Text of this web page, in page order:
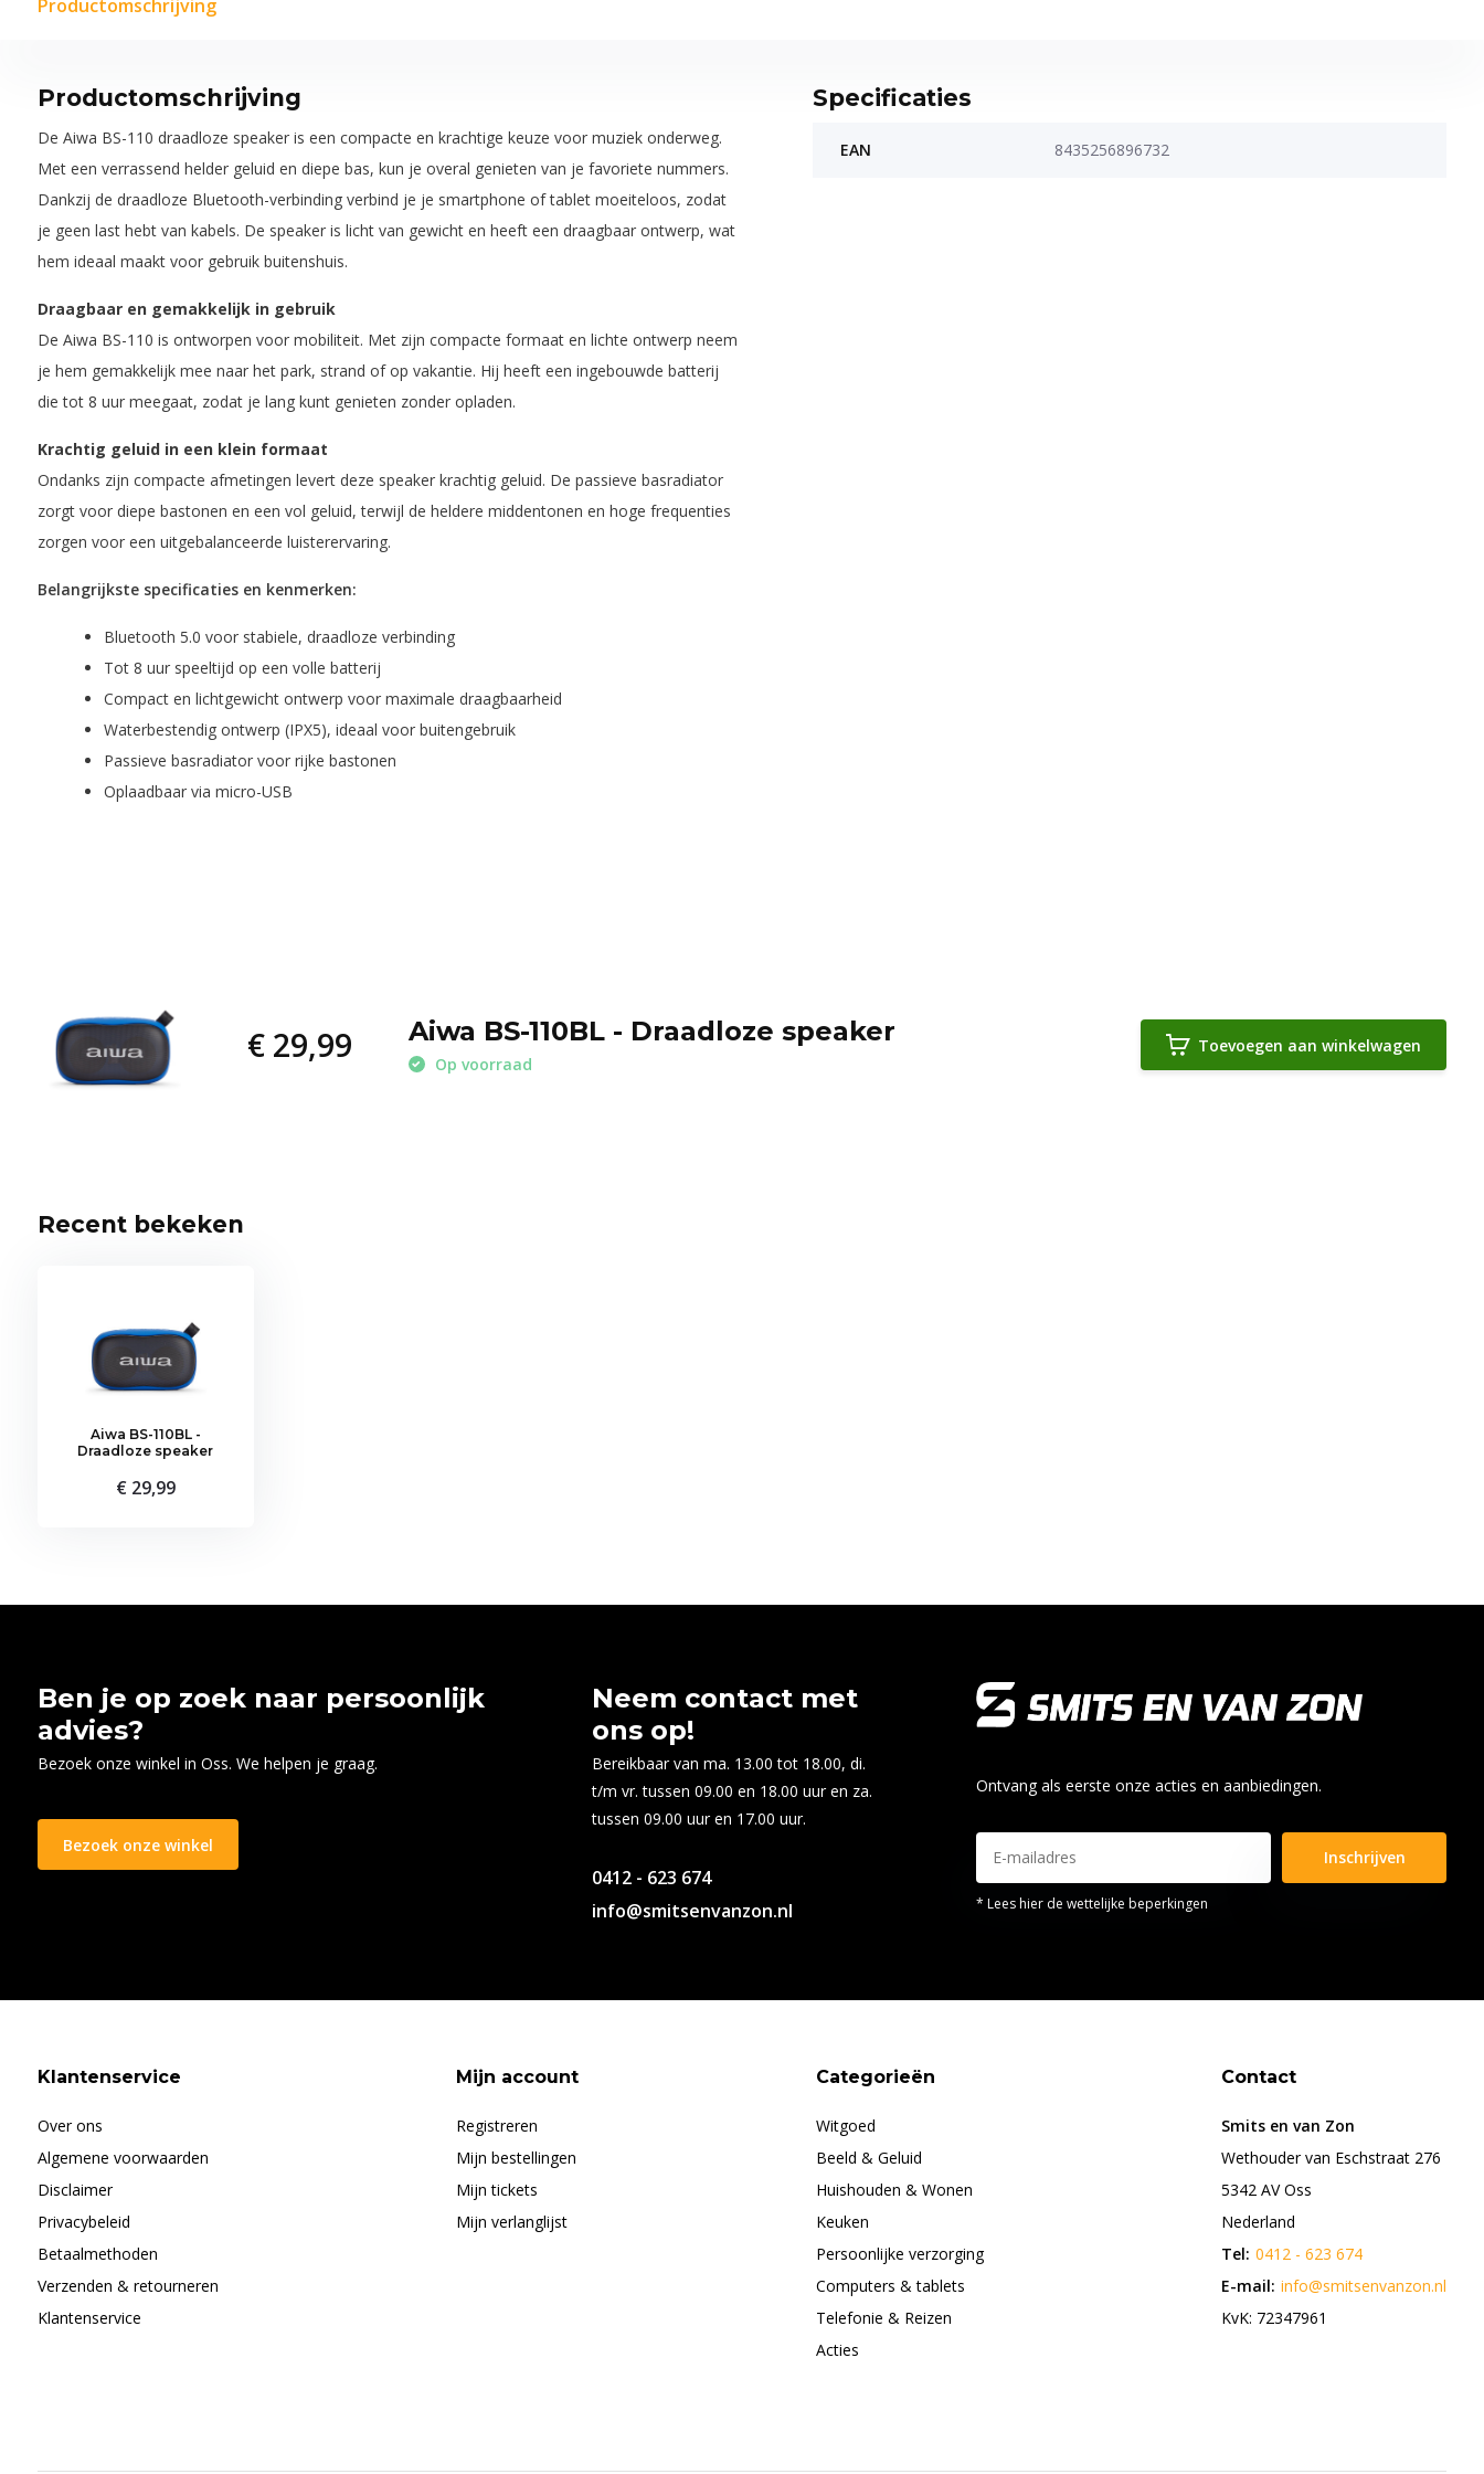
Productomschrijving
Productomschrijving
De Aiwa BS-110 draadloze speaker is een compacte en krachtige keuze voor muziek onderweg.
Met een verrassend helder geluid en diepe bas, kun je overal genieten van je favoriete nummers.
Dankzij de draadloze Bluetooth-verbinding verbind je je smartphone of tablet moeiteloos, zodat
je geen last hebt van kabels. De speaker is licht van gewicht en heeft een draagbaar ontwerp, wat
hem ideaal maakt voor gebruik buitenshuis.
Draagbaar en gemakkelijk in gebruik
De Aiwa BS-110 is ontworpen voor mobiliteit. Met zijn compacte formaat en lichte ontwerp neem
je hem gemakkelijk mee naar het park, strand of op vakantie. Hij heeft een ingebouwde batterij
die tot 8 uur meegaat, zodat je lang kunt genieten zonder opladen.
Krachtig geluid in een klein formaat
Ondanks zijn compacte afmetingen levert deze speaker krachtig geluid. De passieve basradiator
zorgt voor diepe bastonen en een vol geluid, terwijl de heldere middentonen en hoge frequenties
zorgen voor een uitgebalanceerde luisterervaring.
Belangrijkste specificaties en kenmerken:
Bluetooth 5.0 voor stabiele, draadloze verbinding
Tot 8 uur speeltijd op een volle batterij
Compact en lichtgewicht ontwerp voor maximale draagbaarheid
Waterbestendig ontwerp (IPX5), ideaal voor buitengebruik
Passieve basradiator voor rijke bastonen
Oplaadbaar via micro-USB
Specificaties
EAN 8435256896732
€ 29,99 Aiwa BS-110BL - Draadloze speaker
Op voorraad
Toevoegen aan winkelwagen
Recent bekeken
Aiwa BS-110BL -
Draadloze speaker
€ 29,99
Ben je op zoek naar persoonlijk
advies?
Bezoek onze winkel in Oss. We helpen je graag.
Bezoek onze winkel
Neem contact met
ons op!
Bereikbaar van ma. 13.00 tot 18.00, di.
t/m vr. tussen 09.00 en 18.00 uur en za.
tussen 09.00 uur en 17.00 uur.
0412 - 623 674
info@smitsenvanzon.nl
Ontvang als eerste onze acties en aanbiedingen.
Inschrijven
* Lees hier de wettelijke beperkingen
Klantenservice
Over ons
Algemene voorwaarden
Disclaimer
Privacybeleid
Betaalmethoden
Verzenden & retourneren
Klantenservice
Mijn account
Registreren
Mijn bestellingen
Mijn tickets
Mijn verlanglijst
Categorieën
Witgoed
Beeld & Geluid
Huishouden & Wonen
Keuken
Persoonlijke verzorging
Computers & tablets
Telefonie & Reizen
Acties
Contact
Smits en van Zon
Wethouder van Eschstraat 276
5342 AV Oss
Nederland
Tel: 0412 - 623 674
E-mail: info@smitsenvanzon.nl
KvK: 72347961